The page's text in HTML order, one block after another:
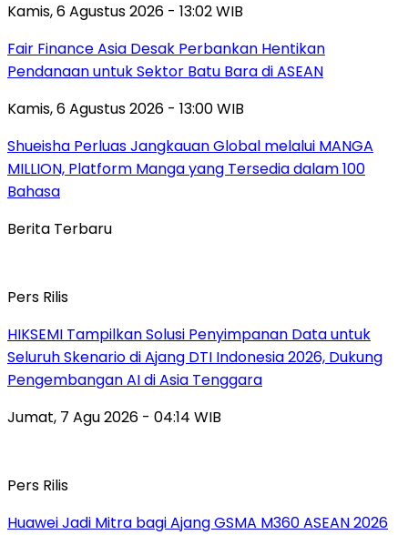
Kamis, 6 Agustus 2026 - 13:02 WIB
Fair Finance Asia Desak Perbankan Hentikan
Pendanaan untuk Sektor Batu Bara di ASEAN
Kamis, 6 Agustus 2026 - 13:00 WIB
Shueisha Perluas Jangkauan Global melalui MANGA
MILLION, Platform Manga yang Tersedia dalam 100
Bahasa
Berita Terbaru
Pers Rilis
HIKSEMI Tampilkan Solusi Penyimpanan Data untuk
Seluruh Skenario di Ajang DTI Indonesia 2026, Dukung
Pengembangan AI di Asia Tenggara
Jumat, 7 Agu 2026 - 04:14 WIB
Pers Rilis
Huawei Jadi Mitra bagi Ajang GSMA M360 ASEAN 2026